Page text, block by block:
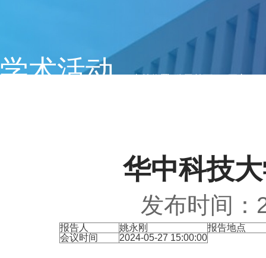
学术活动
华中科技
发布时间：
报告人 姚永刚
报告地点
会议时间
2024-05-27 15:00:00